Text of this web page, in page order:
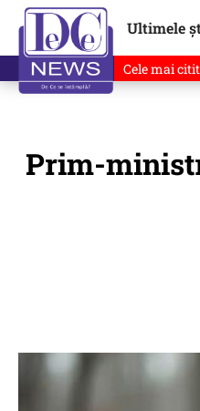
Ultimele
Cele mai
Prim-